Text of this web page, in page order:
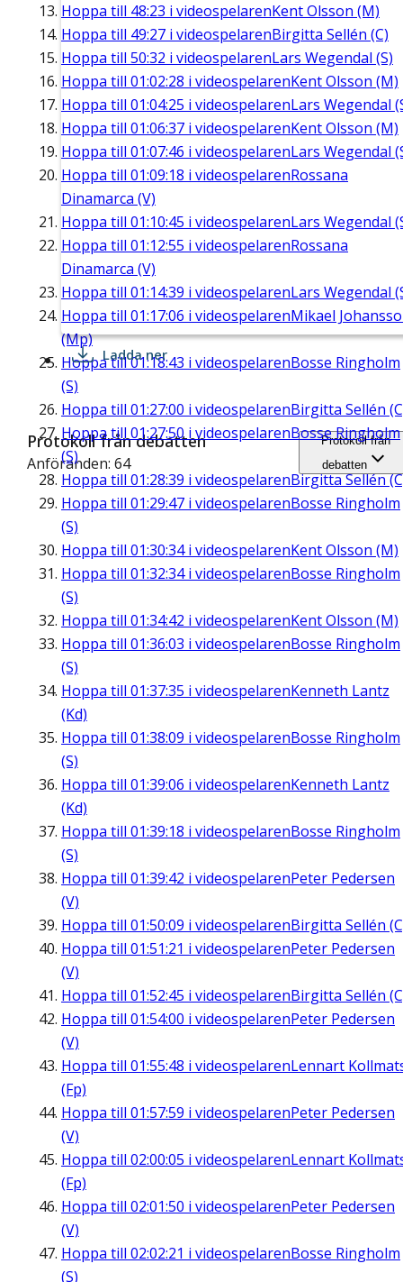
Hoppa till 48:23 i videospelarenKent Olsson (M)
Hoppa till 49:27 i videospelarenBirgitta Sellén (C)
Hoppa till 50:32 i videospelarenLars Wegendal (S)
Hoppa till 01:02:28 i videospelarenKent Olsson (M)
Hoppa till 01:04:25 i videospelarenLars Wegendal
Hoppa till 01:06:37 i videospelarenKent Olsson (M)
Hoppa till 01:07:46 i videospelarenLars Wegendal
Hoppa till 01:09:18 i videospelarenRossana
Dinamarca (V)
Hoppa till 01:10:45 i videospelarenLars Wegendal
Hoppa till 01:12:55 i videospelarenRossana
Dinamarca (V)
Hoppa till 01:14:39 i videospelarenLars Wegendal
Hoppa till 01:17:06 i videospelarenMikael
(Mp)
Hoppa till01:18:43 i videospelarenBosse Ringholm
(S)
Hoppa till 01:27:00 i videospelarenBirgitta Sellén
Hoppa till 01:27:50 i videospelarenBosse Ringholm
(S)
Hoppa till 01:28:39 i videospelarenBirgitta Sellén
Hoppa till 01:29:47 i videospelarenBosse Ringholm
(S)
Hoppa till 01:30:34i videospelarenKent Olsson (M)
Hoppa till 01:32:34i videospelarenBosse Ringholm
(S)
Hoppa till 01:34:42 i videospelarenKent Olsson (M)
Hoppa till 01:36:03 i videospelarenBosse Ringholm
(S)
Hoppa till 01:37:35 i videospelarenKenneth Lantz
(Kd)
Hoppa till 01:38:09 i videospelarenBosse Ringholm
(S)
Hoppa till 01:39:06 i videospelarenKenneth Lantz
(Kd)
Hoppa till 01:39:18 i videospelarenBosse Ringholm
(S)
Hoppa till 01:39:42 i videospelarenPeter Pedersen
(V)
Hoppa till 01:50:09 i videospelarenBirgitta Sellén
Hoppa till 01:51:21 i videospelarenPeter Pedersen
(V)
Hoppa till 01:52:45 i videospelarenBirgitta Sellén
Hoppa till 01:54:00 i videospelarenPeter Pedersen
(V)
Hoppa till 01:55:48 i videospelarenLennart
(Fp)
Hoppa till 01:57:59 i videospelarenPeter Pedersen
(V)
Hoppa till 02:00:05 i videospelarenLennart
(Fp)
Hoppa till 02:01:50 i videospelarenPeter Pedersen
(V)
Hoppa till 02:02:21 i videospelarenBosse Ringholm
(S)
Ladda ner
Protokoll från debatten
Anföranden: 64
Protokoll från
debatten